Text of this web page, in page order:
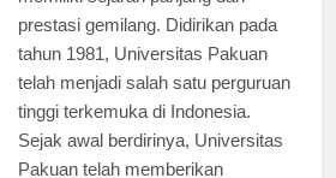
memiliki sejarah panjang dan
prestasi gemilang. Didirikan pada
tahun 1981, Universitas Pakuan
telah menjadi salah satu perguruan
tinggi terkemuka di Indonesia.
Sejak awal berdirinya, Universitas